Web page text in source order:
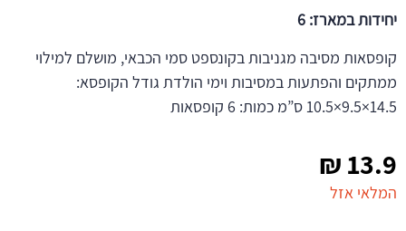
13.9
₪
המלאי אזל
יחידות במארז: 6
קופסאות מסיבה מגניבות בקונספט סמי הכבאי, מושלם למילוי
ממתקים והפתעות במסיבות וימי הולדת גודל הקופסא:
14.5×9.5×10.5 ס”מ כמות: 6 קופסאות